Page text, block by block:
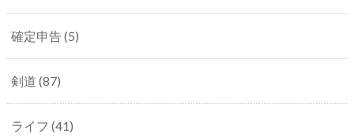
確定申告(5)
剣道 (87)
ライフ (41)